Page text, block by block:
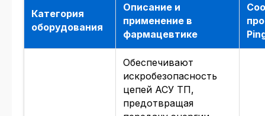
Категория
оборудования
Описание и
применение в
фармацевтике
Обеспечивают
искробезопасность
цепей АСУ ТП,
предотвращая